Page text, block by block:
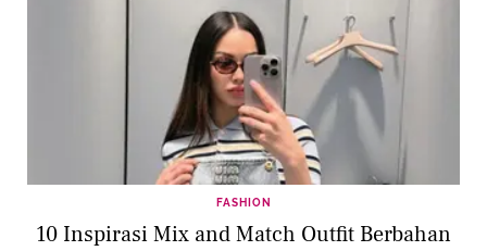
FASHION
10 Inspirasi Mix and Match Outfit Berbahan